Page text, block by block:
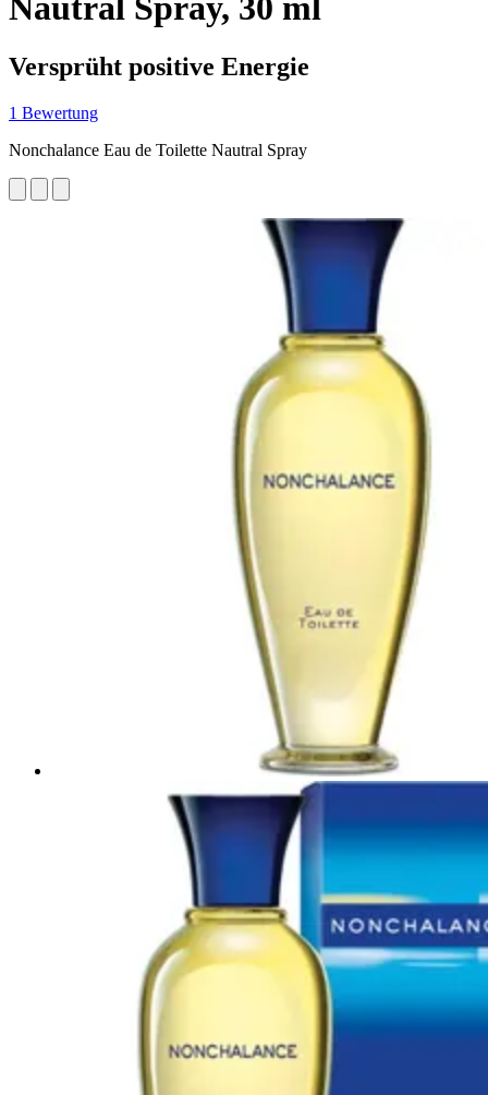
Nautral Spray, 30 ml
Versprüht positive Energie
1 Bewertung
Nonchalance Eau de Toilette Nautral Spray